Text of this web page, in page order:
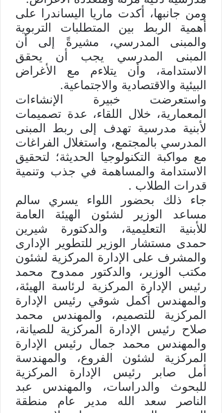
ومن جانبها، أكدت ماريا اليساندرا على
أهمية الربط بين المتطلبات التربوية
والمبنى المدرسي، مشيرةً إلى أن
المبنى المدرسي يجب أن يحقق
الاستدامة، وأن يتلاءم مع الأغراض
البيئية والاقتصادية والاجتماعية.
واستعرضت خبيرة الإنشاءات
المعمارية، خلال اللقاء، عدة تصميمات
لأبنية مدرسية تهدف إلى ربط المبنى
المدرسي بالمجتمع، واستغلال الفراغات
مع مواكبة التكنولوجيا الحديثة؛ لتحقيق
الاستدامة والمساهمة في جذب وتنمية
قدرات الطلاب .
جاء ذلك بحضور اللواء يسري سالم
مساعد الوزير لشئون الهيئة العامة
للأبنية التعليمية، والدكتورة شيرين
حمدى مستشار الوزير للتطوير الإدارى
والمشرف على الإدارة المركزية لشئون
مكتب الوزير، والدكتور ممدوح محمد
رئيس الإدارة المركزية لرئاسة الهيئة،
والمهندس أكمل شوقي رئيس الإدارة
المركزية للتصميم، والمهندس محمد
صلاح رئيس الإدارة المركزية للصيانة،
والمهندس محمد جمال رئيس الإدارة
المركزية لشئون الفروع، والمهندسة
أمل صابر رئيس الإدارة المركزية
للبحوث والدراسات، والمهندس عبد
الناصر سعد الله مدير عام منطقة